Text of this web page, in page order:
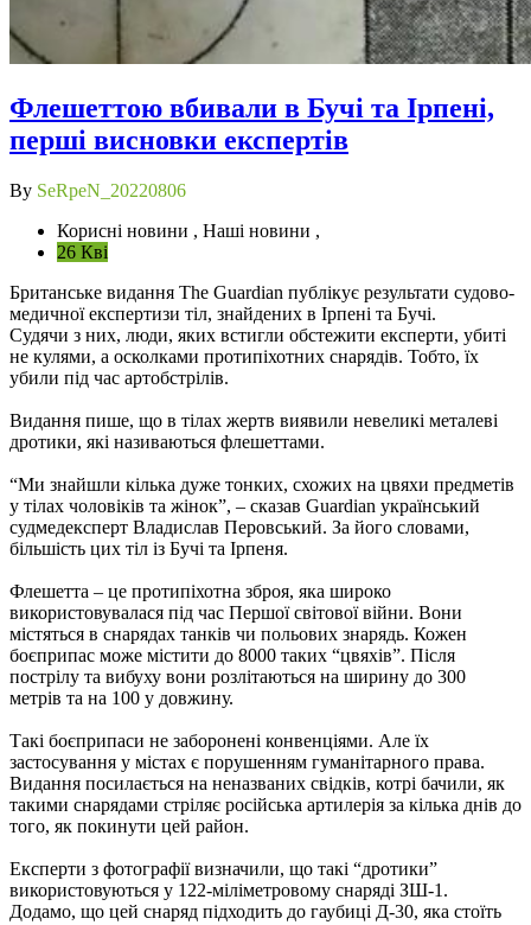
Флешеттою вбивали в Бучі та Ірпені,
перші висновки експертів
By SeRpeN_20220806
Корисні новини , Наші новини ,
26 Кві
Британське видання The Guardian публікує результати судово-
медичної експертизи тіл, знайдених в Ірпені та Бучі.
Судячи з них, люди, яких встигли обстежити експерти, убиті
не кулями, а осколками протипіхотних снарядів. Тобто, їх
убили під час артобстрілів.
Видання пише, що в тілах жертв виявили невеликі металеві
дротики, які називаються флешеттами.
“Ми знайшли кілька дуже тонких, схожих на цвяхи предметів
у тілах чоловіків та жінок”, – сказав Guardian український
судмедексперт Владислав Перовський. За його словами,
більшість цих тіл із Бучі та Ірпеня.
Флешетта – це протипіхотна зброя, яка широко
використовувалася під час Першої світової війни. Вони
містяться в снарядах танків чи польових знарядь. Кожен
боєприпас може містити до 8000 таких “цвяхів”. Після
пострілу та вибуху вони розлітаються на ширину до 300
метрів та на 100 у довжину.
Такі боєприпаси не заборонені конвенціями. Але їх
застосування у містах є порушенням гуманітарного права.
Видання посилається на неназваних свідків, котрі бачили, як
такими снарядами стріляє російська артилерія за кілька днів до
того, як покинути цей район.
Експерти з фотографії визначили, що такі “дротики”
використовуються у 122-міліметровому снаряді ЗШ-1.
Додамо, що цей снаряд підходить до гаубиці Д-30, яка стоїть